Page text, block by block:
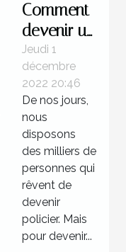
Comment
devenir un
policier ?
Jeudi 1
décembre
2022 20:46
De nos jours,
nous
disposons
des milliers de
personnes qui
rêvent de
devenir
policier. Mais
pour devenir...